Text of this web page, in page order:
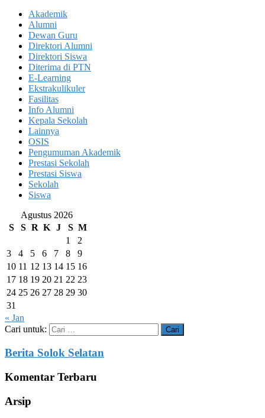
Akademik
Alumni
Dewan Guru
Direktori Alumni
Direktori Siswa
Diterima di PTN
E-Learning
Ekstrakulikuler
Fasilitas
Info Alumni
Kepala Sekolah
Lainnya
OSIS
Pengumuman Akademik
Prestasi Sekolah
Prestasi Siswa
Sekolah
Siswa
Agustus 2026
S
S R K J S M
1
2
3
4 5 6 7 8
9
10 11 12 13 14 15 16
17 18 19 20 21 22 23
24 25 26 27 28 29 30
31
« Jan
Cari untuk:
Berita Solok Selatan
Komentar Terbaru
Arsip